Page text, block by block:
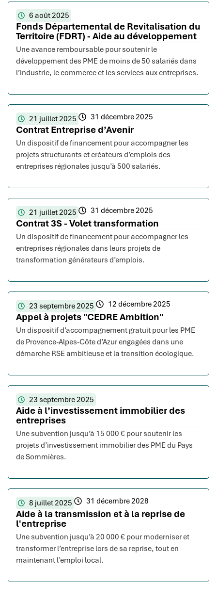
6 août 2025
Fonds Départemental de Revitalisation du
Territoire (FDRT) - Aide au développement
Une avance remboursable pour soutenir le
développement des PME de moins de 50 salariés dans
l’industrie, le commerce et les services aux entreprises.
21 juillet 2025 31 décembre 2025
Contrat Entreprise d’Avenir
Un dispositif de financement pour accompagner les
projets structurants et créateurs d’emplois des
entreprises régionales jusqu’à 500 salariés.
21 juillet 2025 31 décembre 2025
Contrat 3S - Volet transformation
Un dispositif de financement pour accompagner les
entreprises régionales dans leurs projets de
transformation générateurs d’emplois.
23 septembre 2025 12 décembre 2025
Appel à projets "CEDRE Ambition"
Un dispositif d’accompagnement gratuit pour les PME
de Provence-Alpes-Côte d’Azur engagées dans une
démarche RSE ambitieuse et la transition écologique.
23 septembre 2025
Aide à l’investissement immobilier des
entreprises
Une subvention jusqu’à 15 000 € pour soutenir les
projets d’investissement immobilier des PME du Pays
de Sommières.
8 juillet 2025 31 décembre 2028
Aide à la transmission et à la reprise de
l'entreprise
Une subvention jusqu’à 20 000 € pour moderniser et
transformer l’entreprise lors de sa reprise, tout en
maintenant l’emploi local.